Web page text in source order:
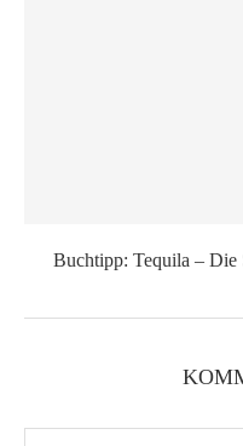
Buchtipp: Tequila – Die